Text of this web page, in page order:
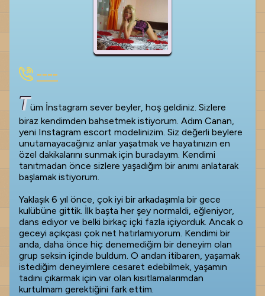
----
Tüm İnstagram sever beyler, hoş geldiniz. Sizlere
biraz kendimden bahsetmek istiyorum. Adım Canan,
yeni Instagram escort modelinizim. Siz değerli beylere
unutamayacağınız anlar yaşatmak ve hayatınızın en
özel dakikalarını sunmak için buradayım. Kendimi
tanıtmadan önce sizlere yaşadığım bir anımı anlatarak
başlamak istiyorum.
Yaklaşık 6 yıl önce, çok iyi bir arkadaşımla bir gece
kulübüne gittik. İlk başta her şey normaldi, eğleniyor,
dans ediyor ve belki birkaç içki fazla içiyorduk. Ancak o
geceyi açıkçası çok net hatırlamıyorum. Kendimi bir
anda, daha önce hiç denemediğim bir deneyim olan
grup seksin içinde buldum. O andan itibaren, yaşamak
istediğim deneyimlere cesaret edebilmek, yaşamın
tadını çıkarmak için var olan kısıtlamalarımdan
kurtulmam gerektiğini fark ettim.